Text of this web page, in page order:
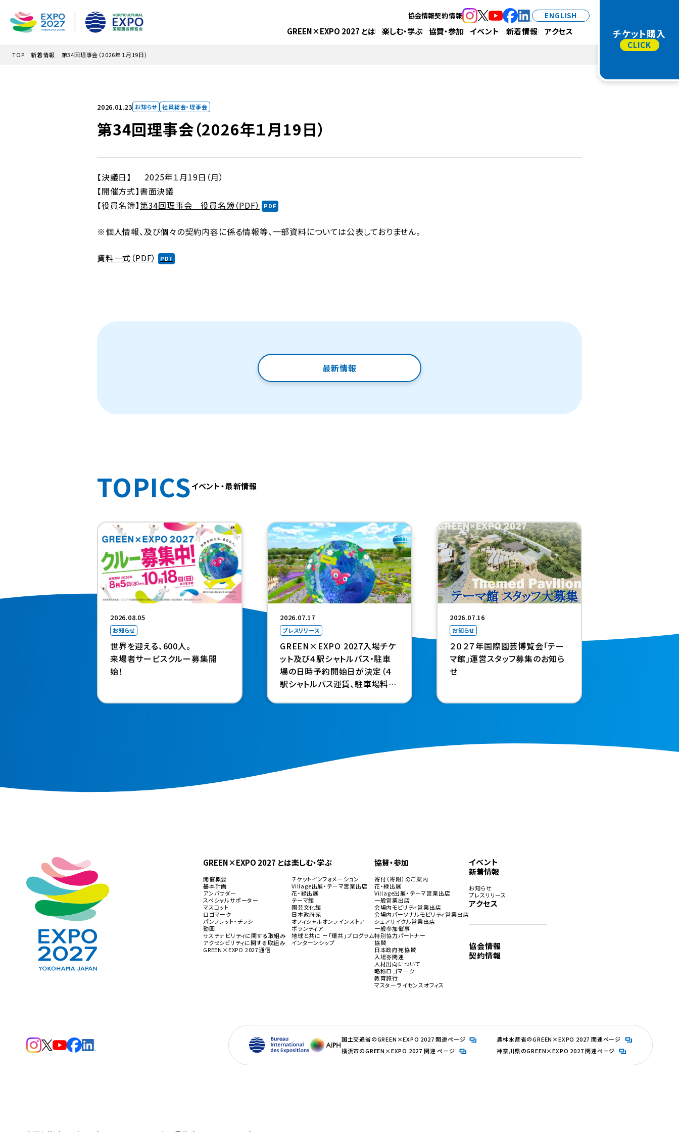
GREEN×EXPO 2027 とは 楽しむ・学ぶ 協賛・参加 イベント 新着情報 アクセス
協会情報契約情報
（新規タブで開きます）
（新規タブで開きます）
（新規タブで開きます）
（新規タブで開きます）
（新規タブで開きます）
ENGLISH
チケット購入
TOP 新着情報 第34回理事会（2026年１月19日）
2026.01.23 お知らせ 社員総会・理事会
第34回理事会（2026年１月19日）
【決議日】 2025年１月19日（月）
【開催方式】書面決議
【役員名簿】第34回理事会 役員名簿（PDF）
※個人情報、及び個々の契約内容に係る情報等、一部資料については公表しておりません。
資料一式（PDF）
最新情報
TOPICSイベント・最新情報
2026.08.05
お知らせ
世界を迎える、600人。
来場者サービスクルー募集開
始！
2026.07.17
プレスリリース
GREEN×EXPO 2027入場チケ
ット及び４駅シャトルバス・駐車
場の日時予約開始日が決定（４
駅シャトルバス運賃、駐車場料金
（新規タブで開きます）
2026.07.16
お知らせ
２０２７年国際園芸博覧会「テー
マ館」運営スタッフ募集のお知ら
せ
GREEN×EXPO 2027 とは
開催概要
基本計画
アンバサダー
スペシャルサポーター
マスコット
ロゴマーク
パンフレット・チラシ
動画
サステナビリティに関する取組み
アクセシビリティに関する取組み
GREEN×EXPO 2027通信
楽しむ・学ぶ
チケットインフォメーション
Village出展・テーマ営業出店
花・緑出展
テーマ館
園芸文化館
日本政府苑
オフィシャルオンラインストア（新規タブで開きます）
ボランティア
地球と共に ー「環共」プログラム
インターンシップ
協賛・参加
寄付（寄附）のご案内
花・緑出展
Village出展・テーマ営業出店
一般営業出店
会場内モビリティ営業出店
会場内パーソナルモビリティ営業出店
シェアサイクル営業出店
一般参加催事
特別協力パートナー
協賛
日本政府苑協賛
入場券関連
人材出向について
略称ロゴマーク
教育旅行
マスターライセンスオフィス
イベント
新着情報
お知らせ
プレスリリース
アクセス
協会情報
契約情報
（新規タブで開きます）
国土交通省のGREEN×EXPO 2027 関連ページ
農林水産省のGREEN×EXPO 2027 関連ページ
横浜市のGREEN×EXPO 2027 関連 ページ
神奈川県のGREEN×EXPO 2027 関連ページ